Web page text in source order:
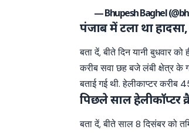
— Bhupesh Baghel
पंजाब में टला था
बता दें, बीते दिन यानी बुधवार
करीब सवा छह बजे लंबी क्षेत्र के
बताई गई थी. हेलीकाप्टर करीब
पिछले साल हेलीकॉप्टर
बता दें, बीते साल 8 दिसंबर को